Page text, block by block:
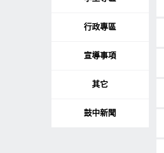
行政專區
宣導事項
其它
鼓中新聞